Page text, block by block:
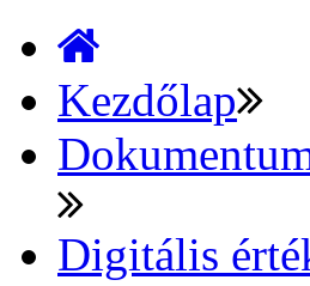
Kezdőlap
Digitális